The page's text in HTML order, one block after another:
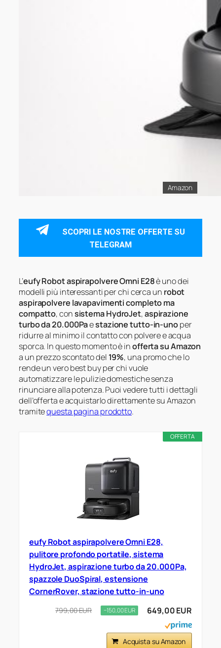
Amazon
SCOPRI LE NOSTRE OFFERTE SU
TELEGRAM
L’eufy Robot aspirapolvere Omni E28è uno dei
modelli più interessanti per chi cerca un robot
aspirapolvere lavapavimenti completo ma
compatto, consistema HydroJet,aspirazione
turbo da 20.000Paestazione tutto-in-unoper
ridurre al minimo il contatto con polvere e acqua
sporca. In questo momento è inofferta su Amazon
a un prezzo scontato del 19%, una promo che lo
rende un vero best buy per chi vuole
automatizzare le pulizie domestiche senza
rinunciare alla potenza. Puoi vedere tutti i dettagli
dell’offerta e acquistarlo direttamente su Amazon
tramitequesta pagina prodotto.
OFFERTA
eufy Robot aspirapolvere Omni E28,
pulitore profondo portatile, sistema
HydroJet, aspirazione turbo da 20.000Pa,
spazzole DuoSpiral, estensione
CornerRover, stazione tutto-in-uno
799,00 EUR −150,00 EUR 649,00 EUR
Acquista su Amazon